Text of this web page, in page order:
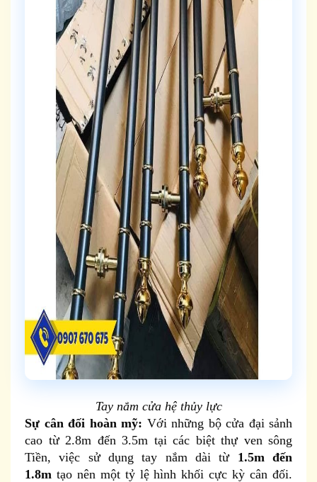
Tay nắm cửa hệ thủy lực
Sự cân đối hoàn mỹ: Với những bộ cửa đại sảnh
cao từ 2.8m đến 3.5m tại các biệt thự ven sông
Tiền, việc sử dụng tay nắm dài từ 1.5m đến
1.8m tạo nên một tỷ lệ hình khối cực kỳ cân đối.